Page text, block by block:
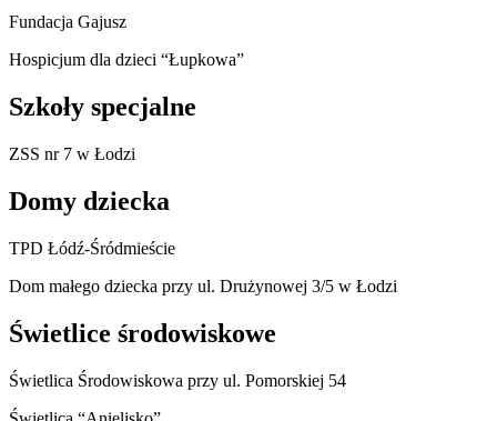
Fundacja Gajusz
Hospicjum dla dzieci “Łupkowa”
Szkoły specjalne
ZSS nr 7 w Łodzi
Domy dziecka
TPD Łódź-Śródmieście
Dom małego dziecka przy ul. Drużynowej 3/5 w Łodzi
Świetlice środowiskowe
Świetlica Środowiskowa przy ul. Pomorskiej 54